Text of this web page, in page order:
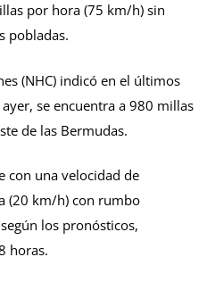
por hora (75 km/h) sin
pobladas.
(NHC) indicó en el últimos
se encuentra a 980 millas
de las Bermudas.
con una velocidad de
(20 km/h) con rumbo
los pronósticos,
horas.